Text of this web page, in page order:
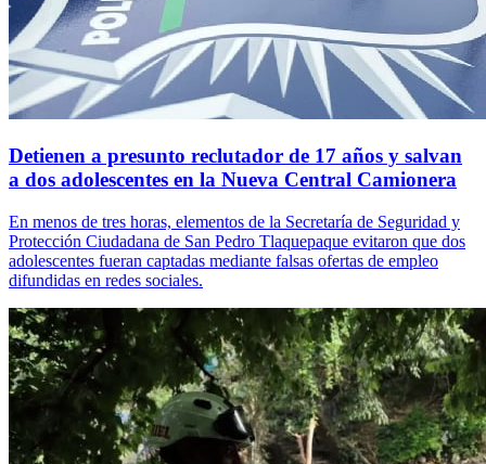
Detienen a presunto reclutador de 17 años y salvan
a dos adolescentes en la Nueva Central Camionera
En menos de tres horas, elementos de la Secretaría de Seguridad y
Protección Ciudadana de San Pedro Tlaquepaque evitaron que dos
adolescentes fueran captadas mediante falsas ofertas de empleo
difundidas en redes sociales.